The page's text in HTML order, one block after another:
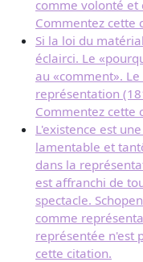
comme volonté et
Commentez cette
Si la loi du
éclairci. Le
au «comment».
représentation
Commentez cette
L'existence est
lamentable et
dans la
est affranchi de
spectacle.
comme
représentée n'est
cette citation.